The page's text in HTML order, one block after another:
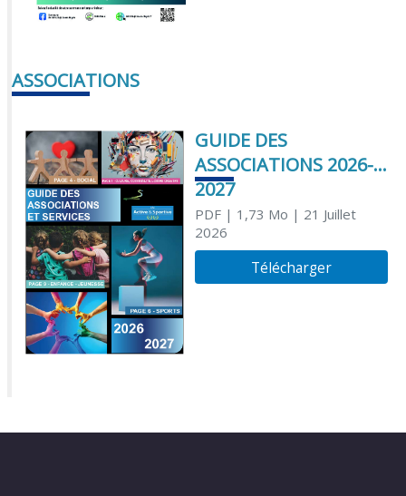
ASSOCIATIONS
GUIDE DES
ASSOCIATIONS 2026-
2027
PDF| 1,73 Mo | 21 Juillet
2026
Télécharger